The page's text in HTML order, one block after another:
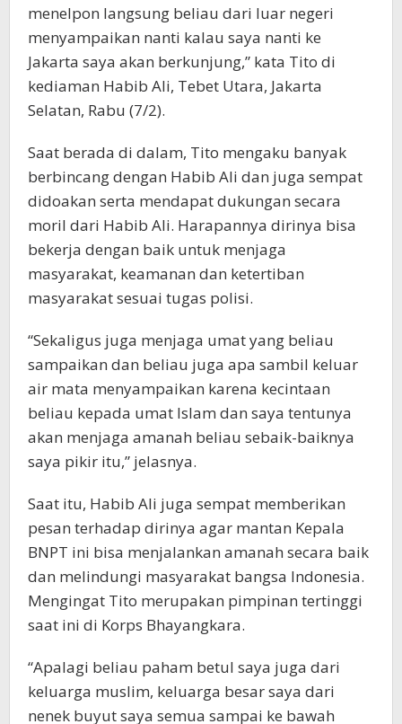
menelpon langsung beliau dari luar negeri
menyampaikan nanti kalau saya nanti ke
Jakarta saya akan berkunjung,” kata Tito di
kediaman Habib Ali, Tebet Utara, Jakarta
Selatan, Rabu (7/2).
Saat berada di dalam, Tito mengaku banyak
berbincang dengan Habib Ali dan juga sempat
didoakan serta mendapat dukungan secara
moril dari Habib Ali. Harapannya dirinya bisa
bekerja dengan baik untuk menjaga
masyarakat, keamanan dan ketertiban
masyarakat sesuai tugas polisi.
“Sekaligus juga menjaga umat yang beliau
sampaikan dan beliau juga apa sambil keluar
air mata menyampaikan karena kecintaan
beliau kepada umat Islam dan saya tentunya
akan menjaga amanah beliau sebaik-baiknya
saya pikir itu,” jelasnya.
Saat itu, Habib Ali juga sempat memberikan
pesan terhadap dirinya agar mantan Kepala
BNPT ini bisa menjalankan amanah secara baik
dan melindungi masyarakat bangsa Indonesia.
Mengingat Tito merupakan pimpinan tertinggi
saat ini di Korps Bhayangkara.
“Apalagi beliau paham betul saya juga dari
keluarga muslim, keluarga besar saya dari
nenek buyut saya semua sampai ke bawah